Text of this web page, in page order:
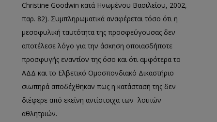
Christine Goodwin κατά Ηνωμένου Βασιλείου, 2002,
παρ. 82). Συμπληρωματικά αναφέρεται τόσο ότι η
μεσοφυλική ταυτότητα της προσφεύγουσας δεν
αποτέλεσε λόγο για την άσκηση οποιασδήποτε
προσφυγής εναντίον της όσο και ότι αμφότερα το
ΑΔΔ και το Ελβετικό Ομοσπονδιακό Δικαστήριο
σιωπηρά αποδέχθηκαν πως η κατάστασή της δεν
διέφερε από εκείνη αντίστοιχα των λοιπών
αθλητριών.